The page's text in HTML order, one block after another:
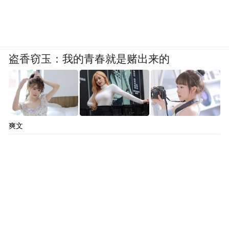
盗香窃玉：我的青春就是赌出来的
爽文